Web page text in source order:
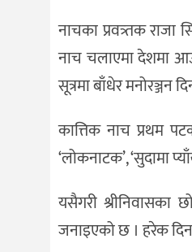
नाचका प्रवत्र्तक राजा
नाच चलाएमा देशमा
सूत्रमा बाँधेर मनोरञ्जन
कात्तिक नाच प्रथम
‘लोकनाटक’, ‘सुदामा
यसैगरी श्रीनिवासका
जनाइएको छ । हरेक दिन